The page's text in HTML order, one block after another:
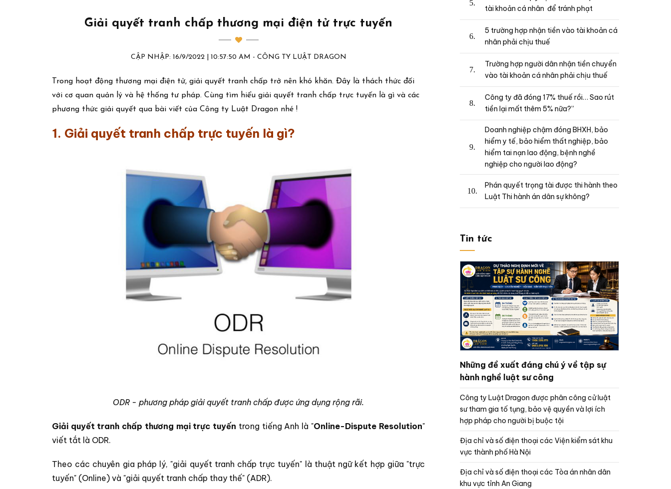
Giải quyết tranh chấp thương mại điện tử trực tuyến
CẬP NHẬP: 16/9/2022 | 10:57:50 AM - CÔNG TY LUẬT DRAGON
Trong hoạt động thương mại điện tử, giải quyết tranh chấp trở nên khó khăn. Đây là thách thức đối
với cơ quan quản lý và hệ thống tư pháp. Cùng tìm hiểu giải quyết tranh chấp trực tuyến là gì và các
phương thức giải quyết qua bài viết của Công ty Luật Dragon nhé !
1. Giải quyết tranh chấp trực tuyến là gì?
ODR - phương pháp giải quyết tranh chấp được ứng dụng rộng rãi.
Giải quyết tranh chấp thương mại trực tuyến trong tiếng Anh là "Online-Dispute Resolution"
viết tắt là ODR.
Theo các chuyên gia pháp lý, "giải quyết tranh chấp trực tuyến" là thuật ngữ kết hợp giữa "trực
tuyến" (Online) và "giải quyết tranh chấp thay thế" (ADR).
tài khoản cá nhân để tránh phạt
5 trường hợp nhận tiền vào tài khoản cá
nhân phải chịu thuế
Trường hợp người dân nhận tiền chuyển
vào tài khoản cá nhân phải chịu thuế
Công ty đã đóng 17% thuế rồi… Sao rút
tiền lại mất thêm 5% nữa?”
Doanh nghiệp chậm đóng BHXH, bảo
hiểm y tế, bảo hiểm thất nghiệp, bảo
hiểm tai nạn lao động, bệnh nghề
nghiệp cho người lao động?
Phán quyết trọng tài được thi hành theo
Luật Thi hành án dân sự không?
Tin tức
Những đề xuất đáng chú ý về tập sự
hành nghề luật sư công
Công ty Luật Dragon được phân công cử luật
sư tham gia tố tụng, bảo vệ quyền và lợi ích
hợp pháp cho người bị buộc tội
Địa chỉ và số điện thoại các Viện kiểm sát khu
vực thành phố Hà Nội
Địa chỉ và số điện thoại các Tòa án nhân dân
khu vực tỉnh An Giang